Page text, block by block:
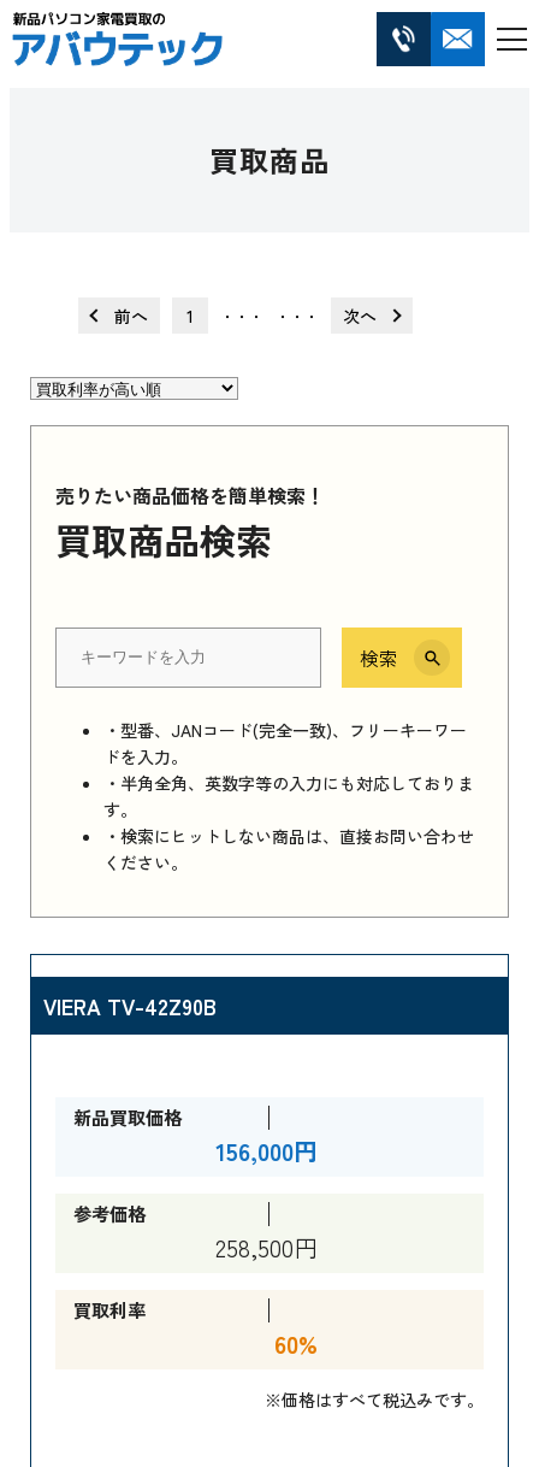
買取商品
前へ 1 ・・・ ・・・ 次へ
売りたい商品価格を簡単検索！
買取商品検索
検索
・型番、JANコード(完全一致)、フリーキーワー
ドを入力。
・半角全角、英数字等の入力にも対応しておりま
す。
・検索にヒットしない商品は、直接お問い合わせ
ください。
VIERA TV-42Z90B
新品買取価格
156,000円
参考価格
258,500円
買取利率
60%
※価格はすべて税込みです。